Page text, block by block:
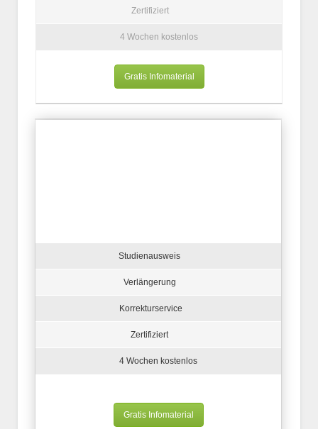
Zertifiziert
4 Wochen kostenlos
Gratis Infomaterial
Studienausweis
Verlängerung
Korrekturservice
Zertifiziert
4 Wochen kostenlos
Gratis Infomaterial